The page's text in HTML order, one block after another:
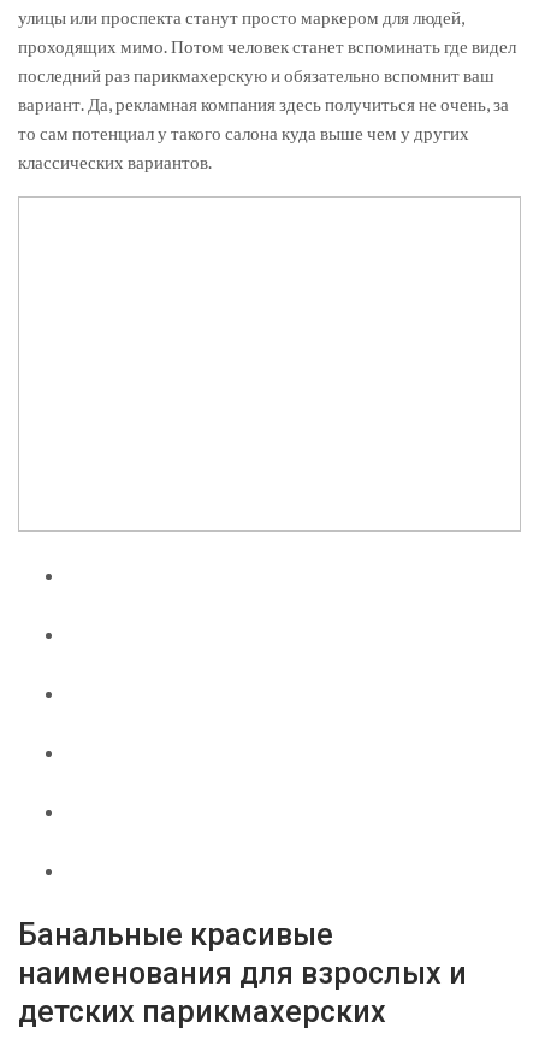
улицы или проспекта станут просто маркером для людей,
проходящих мимо. Потом человек станет вспоминать где видел
последний раз парикмахерскую и обязательно вспомнит ваш
вариант. Да, рекламная компания здесь получиться не очень, за
то сам потенциал у такого салона куда выше чем у других
классических вариантов.
Банальные красивые
наименования для взрослых и
детских парикмахерских